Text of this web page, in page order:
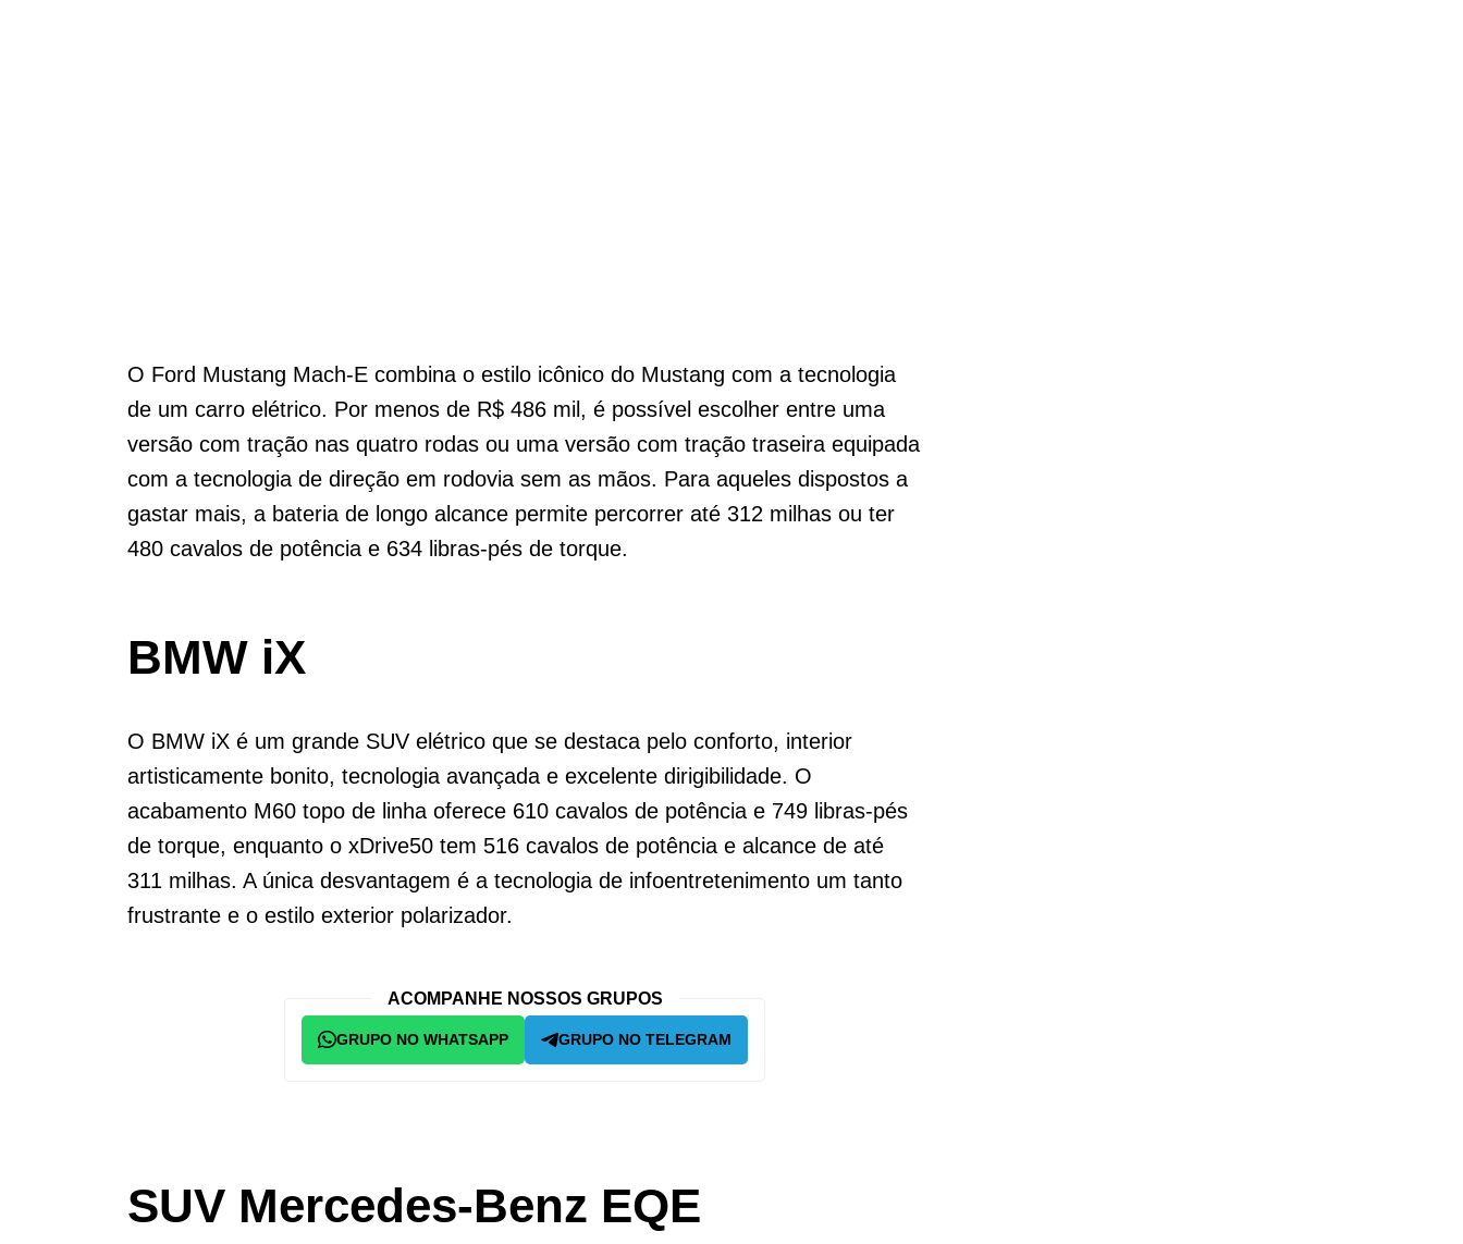
O Ford Mustang Mach-E combina o estilo icônico do Mustang com a tecnologia
de um carro elétrico. Por menos de R$ 486 mil, é possível escolher entre uma
versão com tração nas quatro rodas ou uma versão com tração traseira equipada
com a tecnologia de direção em rodovia sem as mãos. Para aqueles dispostos a
gastar mais, a bateria de longo alcance permite percorrer até 312 milhas ou ter
480 cavalos de potência e 634 libras-pés de torque.
BMW iX
O BMW iX é um grande SUV elétrico que se destaca pelo conforto, interior
artisticamente bonito, tecnologia avançada e excelente dirigibilidade. O
acabamento M60 topo de linha oferece 610 cavalos de potência e 749 libras-pés
de torque, enquanto o xDrive50 tem 516 cavalos de potência e alcance de até
311 milhas. A única desvantagem é a tecnologia de infoentretenimento um tanto
frustrante e o estilo exterior polarizador.
ACOMPANHE NOSSOS GRUPOS
GRUPO NO WHATSAPP GRUPO NO TELEGRAM
SUV Mercedes-Benz EQE